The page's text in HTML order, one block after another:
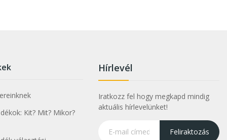
Kit? Mit? Mikor?
Hírlevél
Iratkozz fel hogy megkapd mindig
aktuális hírlevelünket!
Feliraktozás